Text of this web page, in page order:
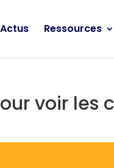
Actus Ressources
voir les